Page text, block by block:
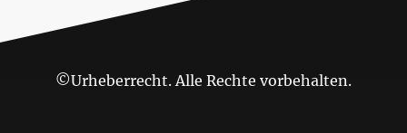
©Urheberrecht. Alle Rechte vorbehalten.